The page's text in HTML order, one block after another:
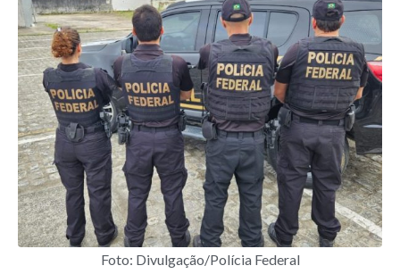
Foto: Divulgação/Polícia Federal